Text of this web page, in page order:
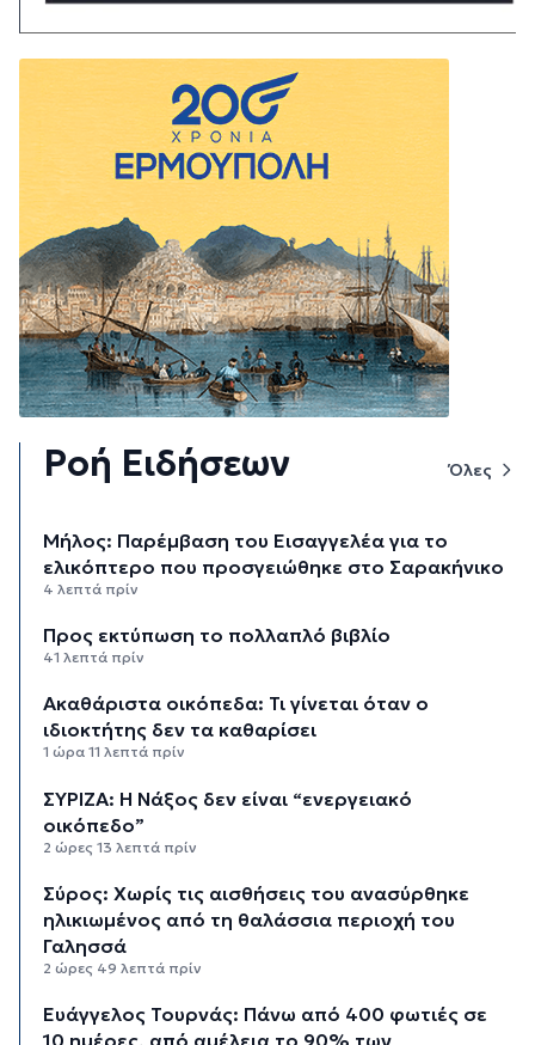
Ροή Ειδήσεων Όλες
Μήλος: Παρέμβαση του Εισαγγελέα για το
ελικόπτερο που προσγειώθηκε στο Σαρακήνικο
4 λεπτά πρίν
Προς εκτύπωση το πολλαπλό βιβλίο
41 λεπτά πρίν
Ακαθάριστα οικόπεδα: Τι γίνεται όταν ο
ιδιοκτήτης δεν τα καθαρίσει
1 ώρα 11 λεπτά πρίν
ΣΥΡΙΖΑ: Η Νάξος δεν είναι “ενεργειακό
οικόπεδο”
2 ώρες 13 λεπτά πρίν
Σύρος: Χωρίς τις αισθήσεις του ανασύρθηκε
ηλικιωμένος από τη θαλάσσια περιοχή του
Γαλησσά
2 ώρες 49 λεπτά πρίν
Ευάγγελος Τουρνάς: Πάνω από 400 φωτιές σε
10 ημέρες, από αμέλεια το 90% των